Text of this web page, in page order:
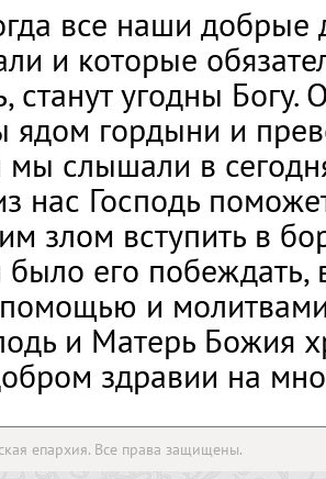
все наши добрые
и которые
станут угодны Богу.
ядом гордыни и
мы слышали в
нас Господь
злом вступить в
его побеждать,
и молитвами
и Матерь Божия
здравии на
епархия. Все права защищены.